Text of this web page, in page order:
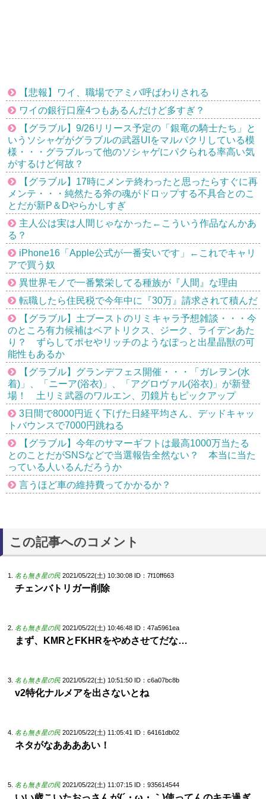
【悲報】ワイ、職場でアミバ呼ばわりされる
ワイの銀行口座4つもあるんだけど多すぎ？
【グラブル】9/26リリース予定の「銀竜の騎士たち」と
いうソシャゲがグラブルの武器UIをマルパクリしている模
様・・・グラブルって他のソシャゲにパクられる率高い気
がするけど何故？
【グラブル】17時にメンテ終わったと思ったらすぐに再
メンテ・・・純然たる斧の魂がドロップする不具合とのこ
とだが新P＆Dやらかしすぎ
主人公は実は人間じゃなかった←こういう作品なんかあ
る？
iPhone16「Apple公式が一番安いです」←これでキャリ
アで買う奴
異世界モノで一番繁栄してる種族が『人間』な理由
転職したら住民税で今年中に『30万』請求されて積んだ
【グラブル】土ブーストのリミキャラ予想雑談・・・今
のところ有力候補はベアトリクス、ジーク、ライデンあた
り？ ずらしてポセやリッチのようなぽっと出星晶獣の可
能性もあるか
【グラブル】グランデフェス開催・・・「ガレヲン(水
着)」、「ニーア(浴衣)」、「アグロヴァル(浴衣)」が新登
場！ 土リミ武器のワルエン、刃鏡片もピックアップ
3日間で8000円近く下げた日経平均さん、デッドキャッ
トバウンスで7000円跳ねる
【グラブル】今年のサマーギフトは最高1000万当たる
とのことだがSNSなどで当選報告全然ない？ 本当に当た
っている人いるんだろうか
言うほど車の維持費ってかかるか？
この記事へのコメント
名も無き星の民 2021/05/22(土) 10:30:08 ID：7f10ff663
チェンバトリガー削除
名も無き星の民 2021/05/22(土) 10:46:48 ID：47a5961ea
まず、KMRとFKHRをやめさせてだな…
名も無き星の民 2021/05/22(土) 10:51:50 ID：c6a07bc8b
v2特化ナルメアを出さないとね
名も無き星の民 2021/05/22(土) 11:05:41 ID：64161db02
ネタがなああああい！
名も無き星の民 2021/05/22(土) 11:07:15 ID：935614544